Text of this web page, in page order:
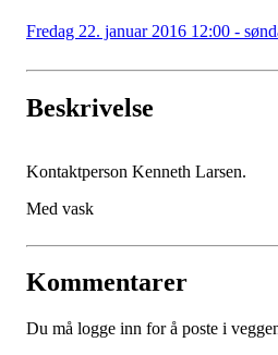
Fredag 22. januar 2016 12:00 -
Beskrivelse
Kontaktperson Kenneth Larsen.
Med vask
Kommentarer
Du må logge inn for å poste i